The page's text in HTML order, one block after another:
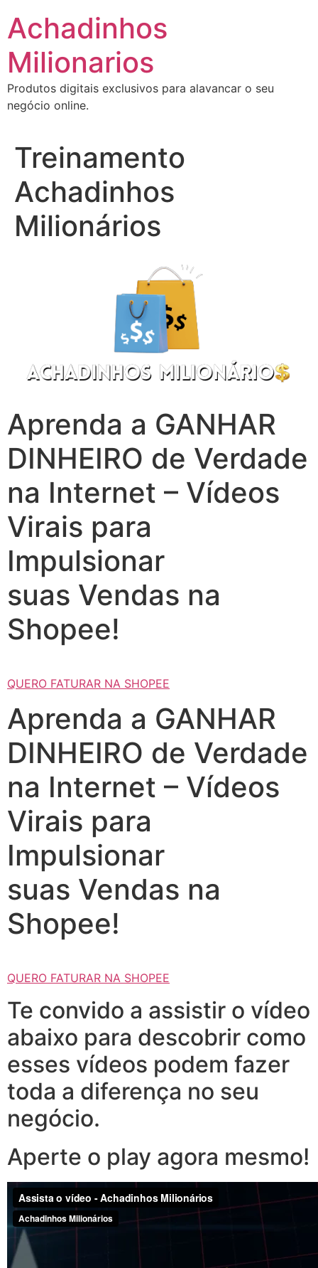
para
conteúdo
Achadinhos
Milionarios
Produtos digitais exclusivos para alavancar o seu
negócio online.
Treinamento
Achadinhos
Milionários
Aprenda a GANHAR
DINHEIRO de Verdade
na Internet – Vídeos
Virais para
Impulsionar
suas Vendas na
Shopee!
QUERO FATURAR NA SHOPEE
Aprenda a GANHAR
DINHEIRO de Verdade
na Internet – Vídeos
Virais para
Impulsionar
suas Vendas na
Shopee!
QUERO FATURAR NA SHOPEE
Te convido a assistir o vídeo
abaixo para descobrir como
esses vídeos podem fazer
toda a diferença no seu
negócio.
Aperte o play agora mesmo!